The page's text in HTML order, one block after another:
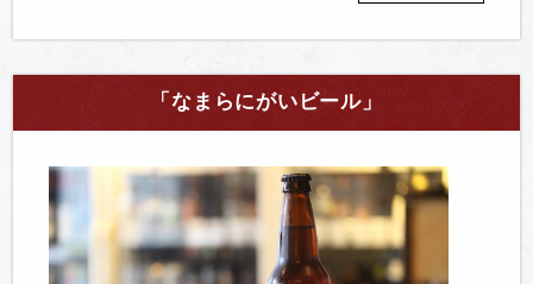
「なまらにがいビール」